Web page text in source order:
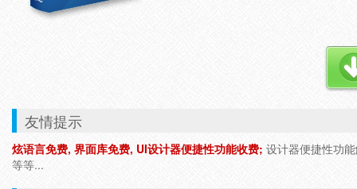
友情提示
炫语言免费, 界面库免费, UI设计器便捷性功能收费; 设计器便捷性功
等等...